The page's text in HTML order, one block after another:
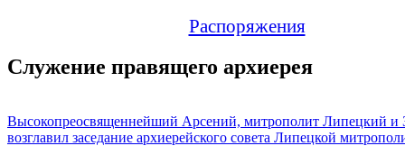
Распоряжения
Служение правящего архиерея
Высокопреосвященнейший Арсений, митрополит Липецкий и
возглавил заседание архиерейского совета Липецкой